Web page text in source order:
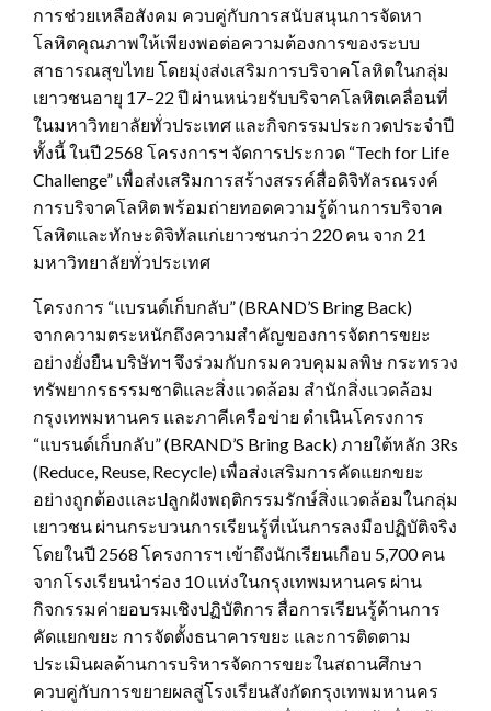
การช่วยเหลือสังคม ควบคู่กับการสนับสนุนการจัดหา
โลหิตคุณภาพให้เพียงพอต่อความต้องการของระบบ
สาธารณสุขไทย โดยมุ่งส่งเสริมการบริจาคโลหิตในกลุ่ม
เยาวชนอายุ 17–22 ปี ผ่านหน่วยรับบริจาคโลหิตเคลื่อนที่
ในมหาวิทยาลัยทั่วประเทศ และกิจกรรมประกวดประจำปี
ทั้งนี้ ในปี 2568 โครงการฯ จัดการประกวด “Tech for Life
Challenge” เพื่อส่งเสริมการสร้างสรรค์สื่อดิจิทัลรณรงค์
การบริจาคโลหิต พร้อมถ่ายทอดความรู้ด้านการบริจาค
โลหิตและทักษะดิจิทัลแก่เยาวชนกว่า 220 คน จาก 21
มหาวิทยาลัยทั่วประเทศ
โครงการ “แบรนด์เก็บกลับ” (BRAND’S Bring Back)
จากความตระหนักถึงความสำคัญของการจัดการขยะ
อย่างยั่งยืน บริษัทฯ จึงร่วมกับกรมควบคุมมลพิษ กระทรวง
ทรัพยากรธรรมชาติและสิ่งแวดล้อม สำนักสิ่งแวดล้อม
กรุงเทพมหานคร และภาคีเครือข่าย ดำเนินโครงการ
“แบรนด์เก็บกลับ” (BRAND’S Bring Back) ภายใต้หลัก 3Rs
(Reduce, Reuse, Recycle) เพื่อส่งเสริมการคัดแยกขยะ
อย่างถูกต้องและปลูกฝังพฤติกรรมรักษ์สิ่งแวดล้อมในกลุ่ม
เยาวชน ผ่านกระบวนการเรียนรู้ที่เน้นการลงมือปฏิบัติจริง
โดยในปี 2568 โครงการฯ เข้าถึงนักเรียนเกือบ 5,700 คน
จากโรงเรียนนำร่อง 10 แห่งในกรุงเทพมหานคร ผ่าน
กิจกรรมค่ายอบรมเชิงปฏิบัติการ สื่อการเรียนรู้ด้านการ
คัดแยกขยะ การจัดตั้งธนาคารขยะ และการติดตาม
ประเมินผลด้านการบริหารจัดการขยะในสถานศึกษา
ควบคู่กับการขยายผลสู่โรงเรียนสังกัดกรุงเทพมหานคร